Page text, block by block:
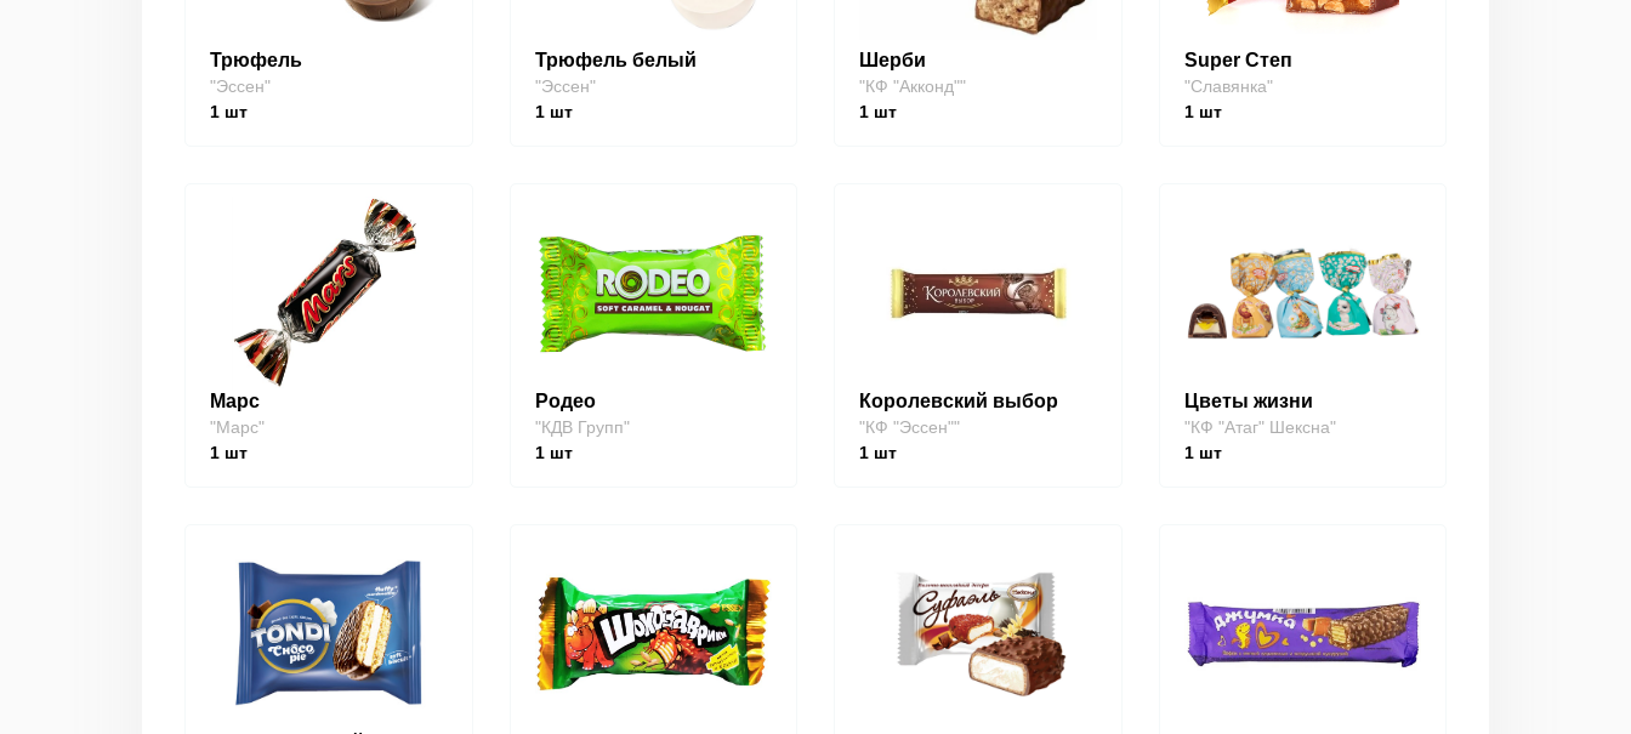
Трюфель
"Эссен"
1 шт
Трюфель белый
"Эссен"
1шт
Шерби
"КФ "Акконд""
1 шт
Super Степ
"Славянка"
1шт
Марс
"Марс"
1 шт
Родео
"КДВ Групп"
1шт
Королевский выбор
"КФ "Эссен""
1 шт
Цветы жизни
"КФ "Атаг" Шексна"
1шт